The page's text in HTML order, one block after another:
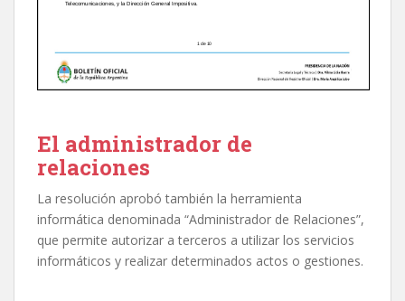
El administrador de
relaciones
La resolución aprobó también la herramienta
informática denominada “Administrador de Relaciones”,
que permite autorizar a terceros a utilizar los servicios
informáticos y realizar determinados actos o gestiones.